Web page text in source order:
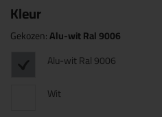
Kleur
Gekozen:Alu-wit Ral 9006
Alu-wit Ral 9006
Wit